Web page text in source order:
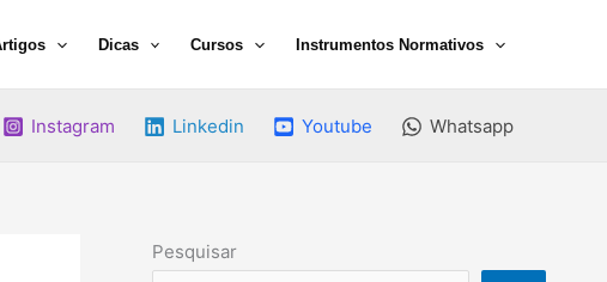
Dicas Cursos Instrumentos Normativos
Instagram Linkedin Youtube Whatsapp
Pesquisar